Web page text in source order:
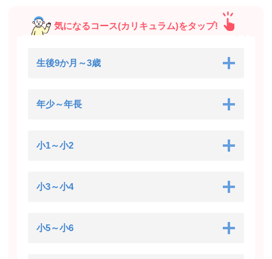
気になるコース(カリキュラム)をタップ!
生後9か月～3歳
年少～年長
小1～小2
小3～小4
小5～小6